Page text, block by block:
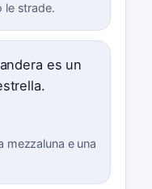
le strade.
es un
mezzaluna e una